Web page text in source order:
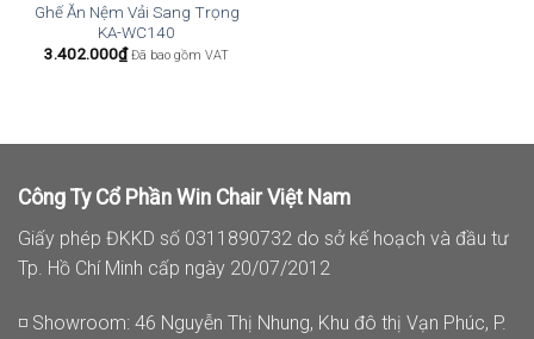
Ghế Ăn Nệm Vải Sang Trọng
KA-WC140
3.402.000₫ Đã bao gồm VAT
Công Ty Cổ Phần Win Chair Việt Nam
Giấy phép ĐKKD số 0311890732 do sở kế hoạch và đầu tư
Tp. Hồ Chí Minh cấp ngày 20/07/2012
◽ Showroom: 46 Nguyễn Thị Nhung, Khu đô thị Vạn Phúc, P.